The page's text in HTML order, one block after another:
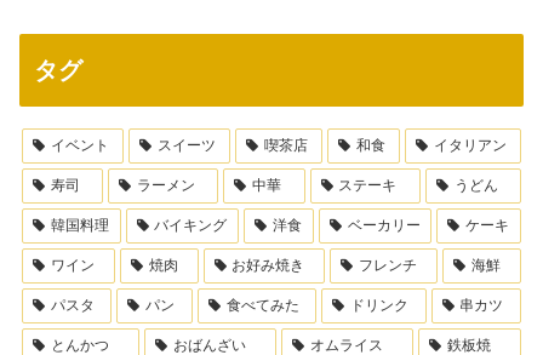
タグ
イベント スイーツ 喫茶店 和食 イタリアン
寿司 ラーメン 中華 ステーキ うどん
韓国料理 バイキング 洋食 ベーカリー ケーキ
ワイン 焼肉 お好み焼き フレンチ 海鮮
パスタ パン 食べてみた ドリンク 串カツ
とんかつ おばんざい オムライス 鉄板焼